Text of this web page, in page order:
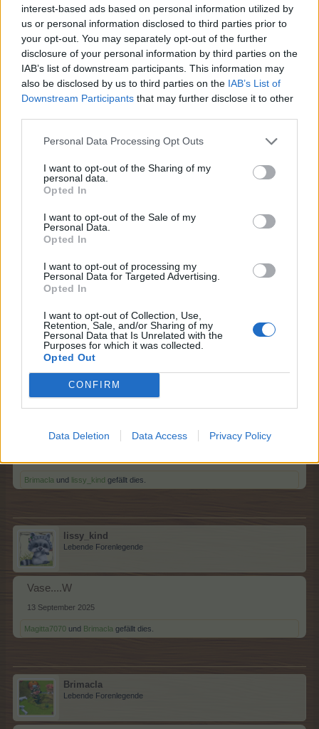
interest-based ads based on personal information utilized by
us or personal information disclosed to third parties prior to
your opt-out. You may separately opt-out of the further
disclosure of your personal information by third parties on the
IAB’s list of downstream participants. This information may
also be disclosed by us to third parties on the IAB’s List of
Downstream Participants that may further disclose it to other
Personal Data Processing Opt Outs
I want to opt-out of the Sharing of my
personal data.
Opted In
I want to opt-out of the Sale of my
Personal Data.
Opted In
I want to opt-out of processing my
Personal Data for Targeted Advertising.
Opted In
I want to opt-out of Collection, Use,
Retention, Sale, and/or Sharing of my
Personal Data that Is Unrelated with the
Purposes for which it was collected.
Opted Out
CONFIRM
Data Deletion Data Access Privacy Policy
13 September 2025
Sweet_Bubble Magitta7070
Magitta7070
Lebende Forenlegende
Sieb....... T
Brimacla,lissy_kindund
Sweet_Bubble
Toaster .. U
BrimaclaundMagitta7070gefällt dies.
Magitta7070
Lebende Forenlegende
Untertasse....... V
Brimacla und lissy_kind gefällt dies.
lissy_kind
Lebende Forenlegende
Vase....W
13 September 2025
Magitta7070 und Brimacla gefällt dies.
Brimacla
Lebende Forenlegende